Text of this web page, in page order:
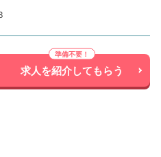
求人を紹介してもらう